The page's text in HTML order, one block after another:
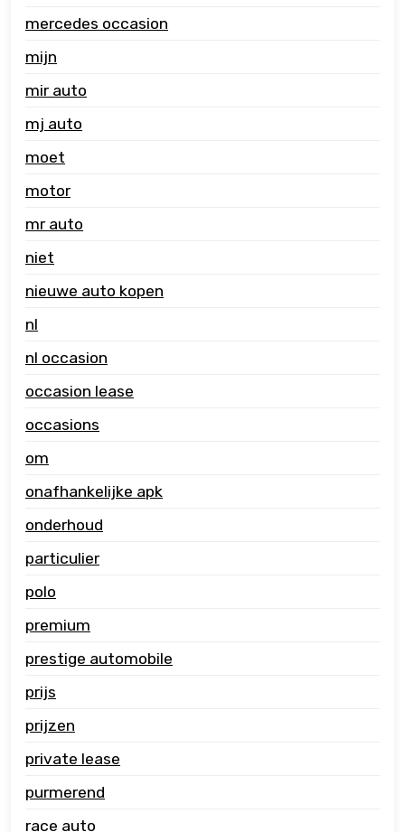
mercedes occasion
mijn
mir auto
mj auto
moet
motor
mr auto
niet
nieuwe auto kopen
nl
nl occasion
occasion lease
occasions
om
onafhankelijke apk
onderhoud
particulier
polo
premium
prestige automobile
prijs
prijzen
private lease
purmerend
race auto